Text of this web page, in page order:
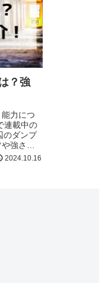
？強
能力につ
連載中の
のダンプ
強さ・
2024.10.16